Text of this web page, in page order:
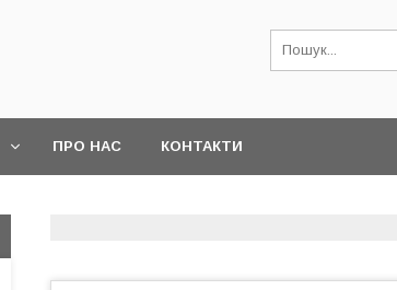
ПРО НАС КОНТАКТИ